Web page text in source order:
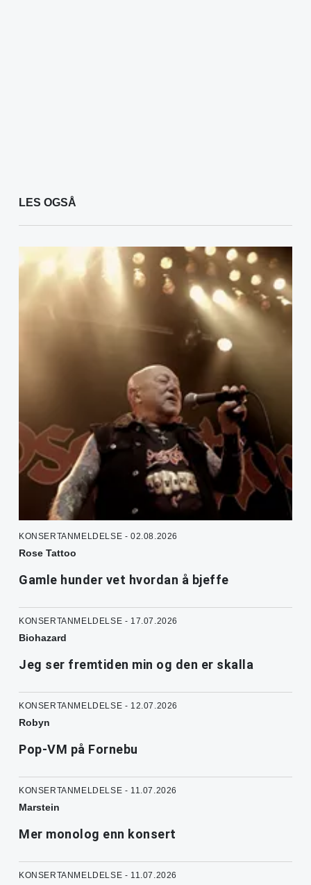
LES OGSÅ
KONSERTANMELDELSE - 02.08.2026
Rose Tattoo
Gamle hunder vet hvordan å bjeffe
KONSERTANMELDELSE - 17.07.2026
Biohazard
Jeg ser fremtiden min og den er skalla
KONSERTANMELDELSE - 12.07.2026
Robyn
Pop-VM på Fornebu
KONSERTANMELDELSE - 11.07.2026
Marstein
Mer monolog enn konsert
KONSERTANMELDELSE - 11.07.2026